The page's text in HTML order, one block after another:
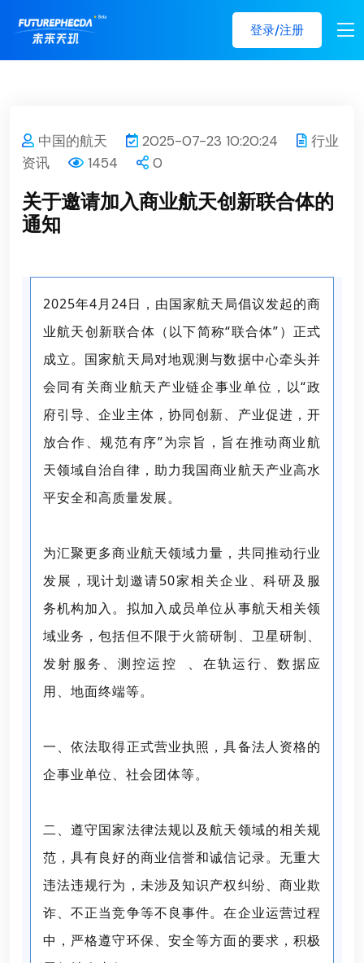
登录/注册
中国的航天 2025-07-23 10:20:24
行业
资讯
1454 0
关于邀请加入商业航天创新联合体的
通知
2025年4月24日，由国家航天局倡议发起的商
业航天创新联合体（以下简称“联合体”）正式
成立。国家航天局对地观测与数据中心牵头并
会同有关商业航天产业链企事业单位，以“政
府引导、企业主体，协同创新、产业促进，开
放合作、规范有序”为宗旨，旨在推动商业航
天领域自治自律，助力我国商业航天产业高水
平安全和高质量发展。
为汇聚更多商业航天领域力量，共同推动行业
发展，现计划邀请50家相关企业、科研及服
务机构加入。拟加入成员单位从事航天相关领
域业务，包括但不限于火箭研制、卫星研制、
发射服务、 测控运控
、在轨运行、数据应
用、地面终端等。
一、依法取得正式营业执照，具备法人资格的
企事业单位、社会团体等。
二、遵守国家法律法规以及航天领域的相关规
范，具有良好的商业信誉和诚信记录。无重大
违法违规行为，未涉及知识产权纠纷、商业欺
诈、不正当竞争等不良事件。在企业运营过程
中，严格遵守环保、安全等方面的要求，积极